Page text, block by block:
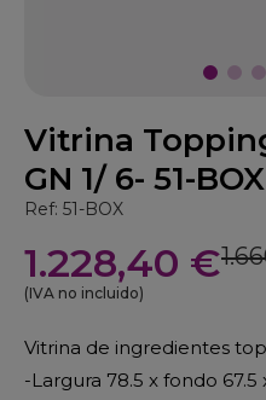
Vitrina
GN 1/ 6- 51-BOX
Ref: 51-BOX
1.228,40 €
(IVA no incluido)
Vitrina de ingredientes
-Largura 78.5 x fondo 67.5